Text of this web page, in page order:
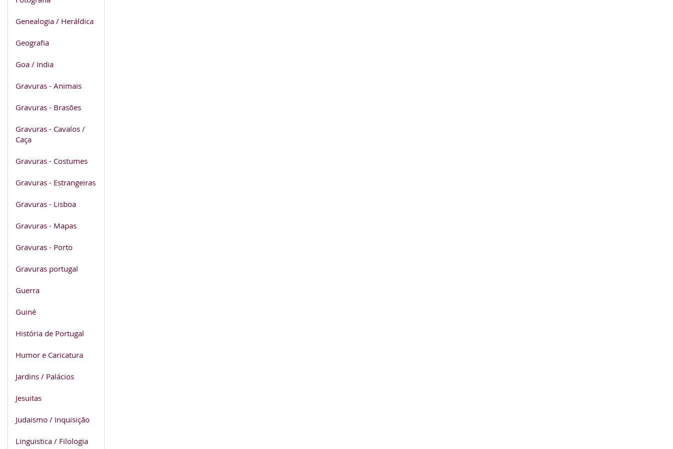
Genealogia / Heráldica
Geografia
Goa / India
Gravuras - Animais
Gravuras - Brasões
Gravuras - Cavalos /
Caça
Gravuras - Costumes
Gravuras - Estrangeiras
Gravuras - Lisboa
Gravuras - Mapas
Gravuras - Porto
Gravuras portugal
Guerra
Guiné
História de Portugal
Humor e Caricatura
Jardins / Palácios
Jesuitas
Judaismo / Inquisição
Linguistica / Filologia